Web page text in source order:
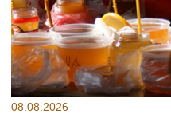
08.08.2026